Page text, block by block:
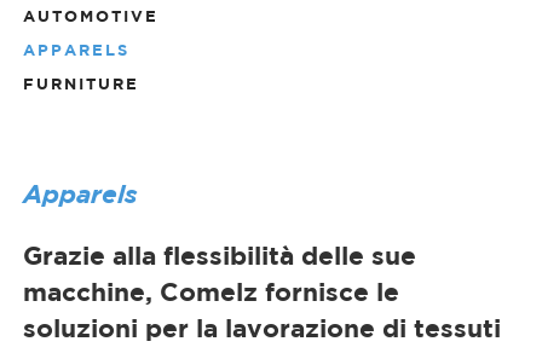
AUTOMOTIVE
APPARELS
FURNITURE
Apparels
Grazie alla flessibilità delle sue
macchine, Comelz fornisce le
soluzioni per la lavorazione di tessuti